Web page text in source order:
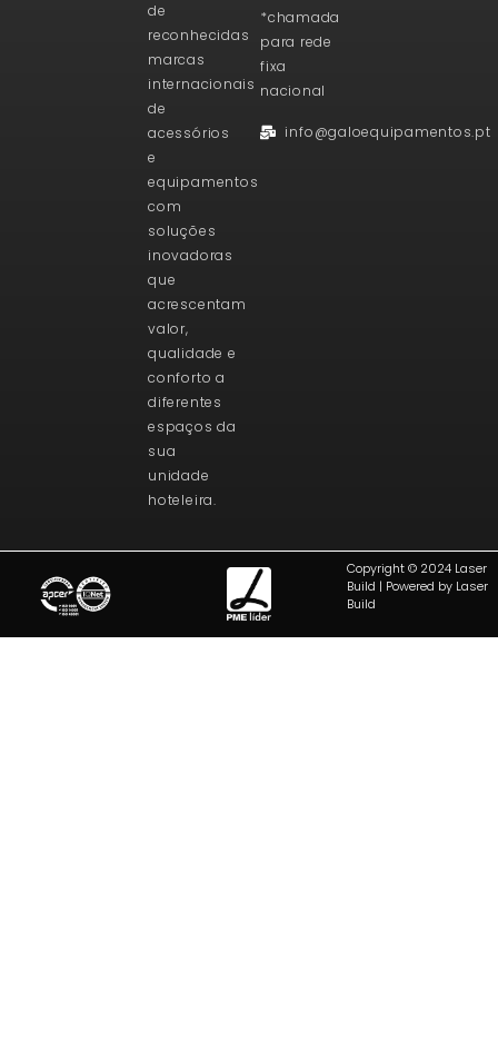
de
reconhecidas
marcas
internacionais
de
acessórios
e
equipamentos
com
soluções
inovadoras
que
acrescentam
valor,
qualidade e
conforto a
diferentes
espaços da
sua
unidade
hoteleira.
*chamada
para rede
fixa
nacional
info@galoequipamentos.pt
Copyright © 2024 Laser
Build | Powered by Laser
Build